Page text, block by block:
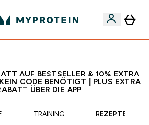
AUF BESTSELLER & 10% EXTRA
CODE BENÖTIGT | PLUS EXTRA
ÜBER DIE APP
TRAINING REZEPTE